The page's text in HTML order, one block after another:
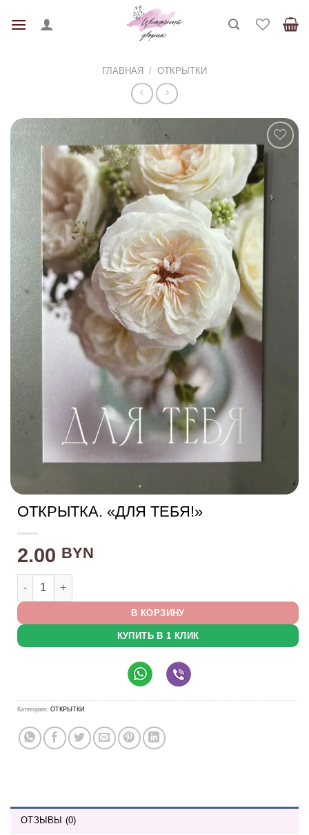
ГЛАВНАЯ / ОТКРЫТКИ
ОТКРЫТКА. «ДЛЯ ТЕБЯ!»
2.00 BYN
Количество товара Открытка. "Для тебя!"
В КОРЗИНУ
КУПИТЬ В 1 КЛИК
Категория: ОТКРЫТКИ
ОТЗЫВЫ (0)